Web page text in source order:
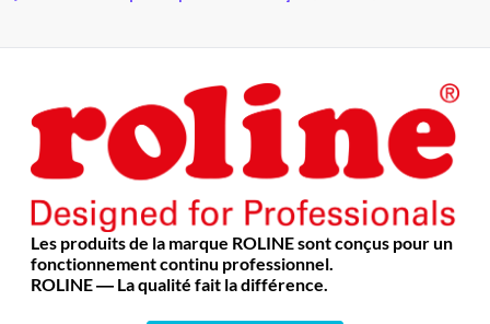
Les produits de la marque ROLINE sont conçus pour un
fonctionnement continu professionnel.
ROLINE ― La qualité fait la différence.